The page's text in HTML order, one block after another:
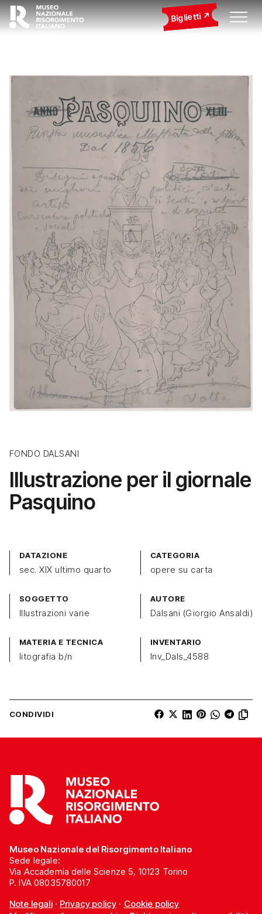
Biglietti
FONDO DALSANI
Illustrazione per il giornale
Pasquino
DATAZIONE
sec. XIX ultimo quarto
CATEGORIA
opere su carta
SOGGETTO
Illustrazioni varie
AUTORE
Dalsani (Giorgio Ansaldi)
MATERIA E TECNICA
litografia b/n
INVENTARIO
Inv_Dals_4588
CONDIVIDI
Museo Nazionale del Risorgimento Italiano
Sede legale:
Via Accademia delle Scienze 5, 10123 Torino
P. IVA 08035780017
Note legali· Privacy policy · Cookie policy